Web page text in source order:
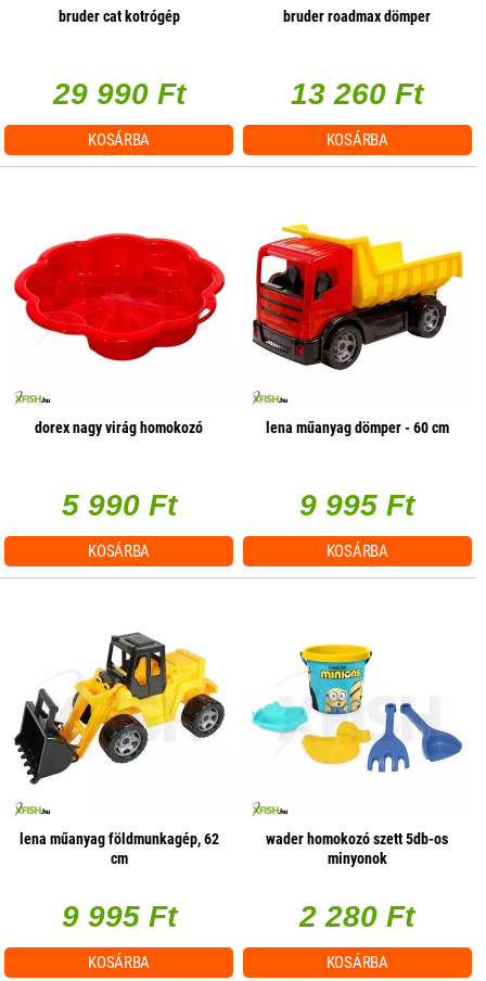
bruder cat kotrógép
29 990 Ft
KOSÁRBA
bruder roadmax dömper
13 260 Ft
KOSÁRBA
dorex nagy virág homokozó
5 990 Ft
KOSÁRBA
lena műanyag dömper - 60 cm
9 995 Ft
KOSÁRBA
lena műanyag földmunkagép, 62
cm
9 995 Ft
KOSÁRBA
wader homokozó szett 5db-os
minyonok
2 280 Ft
KOSÁRBA